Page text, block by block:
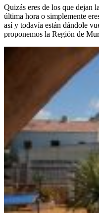
Quizás eres de los que dejan
última hora o simplemente
así y todavía están dándole
proponemos la Región de